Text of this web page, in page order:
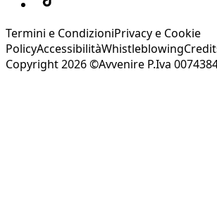
Termini e CondizioniPrivacy e Cookie
PolicyAccessibilitàWhistleblowing
Copyright 2026 ©Avvenire P.Iva